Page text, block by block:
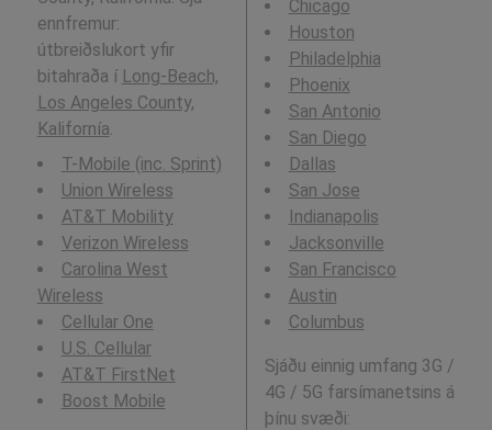
ennfremur:
útbreiðslukort yfir
bitahraða í Long-Beach,
Los Angeles County,
Kalifornía.
T-Mobile (inc. Sprint)
Union Wireless
AT&T Mobility
Verizon Wireless
Carolina West
Wireless
Cellular One
U.S. Cellular
AT&T FirstNet
Boost Mobile
Chicago
Houston
Philadelphia
Phoenix
San Antonio
San Diego
Dallas
San Jose
Indianapolis
Jacksonville
San Francisco
Austin
Columbus
Sjáðu einnig umfang 3G /
4G / 5G farsímanetsins á
þínu svæði: